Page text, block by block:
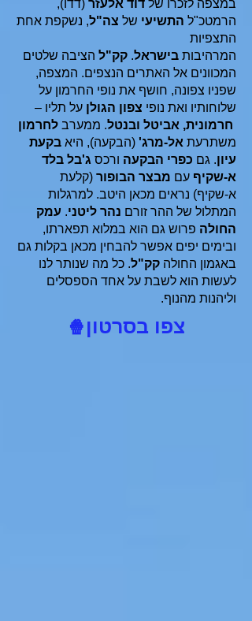
במצפה לזכרו של דוד אלעזר (דדו),
הרמטכ"ל התשיעי של צה"ל, נשקפת אחת
התצפיות
המרהיבות בישראל. קק"ל הציבה שלטים
המכוונים אל האתרים הנצפים. המצפה,
שפניו צפונה, חושף את נופי החרמון על
שלוחותיו ואת נופי צפון הגולן על תליו –
חרמונית, אביטל ובנטל. ממערב לחרמון
משתרעת אל-מרג' (הבקעה), היא בקעת
עיון. גם כפרי הבקעה ורכס ג'בל בלד
א-שקיף עם מבצר הבופור (קלעת
א-שקיף) נראים מכאן היטב. למרגלות
המתלול של ההר זורם נהר ליטני. עמק
החולה פרוש גם הוא במלוא תפארתו,
ובימים יפים אפשר להבחין מכאן בקלות גם
באגמון החולה קק"ל. כל מה שנותר לנו
לעשות הוא לשבת על אחד הספסלים
וליהנות מהנוף.
צפו בסרטון🍿